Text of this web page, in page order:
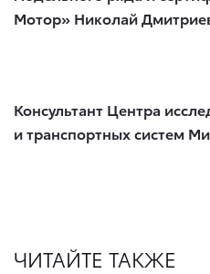
Мотор» Николай
Консультант Центра
и транспортных систем
ЧИТАЙТЕ ТАКЖЕ